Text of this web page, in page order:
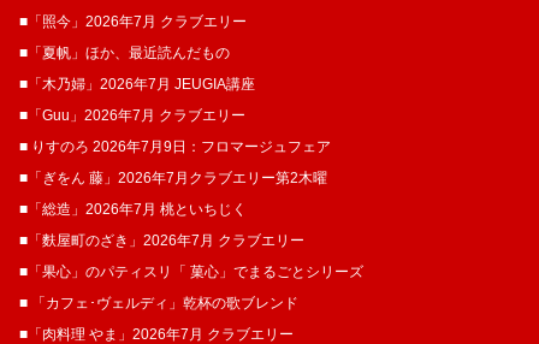
■「照今」2026年7月 クラブエリー
■「夏帆」ほか、最近読んだもの
■「木乃婦」2026年7月 JEUGIA講座
■「Guu」2026年7月 クラブエリー
■ りすのろ 2026年7月9日：フロマージュフェア
■「ぎをん 藤」2026年7月クラブエリー第2木曜
■「総造」2026年7月 桃といちじく
■「麩屋町のざき」2026年7月 クラブエリー
■「果心」のパティスリ「 菓​心」でまるごとシリーズ
■ 「カフェ･ヴェルディ」乾杯の歌ブレンド
■「肉料理 やま」2026年7月 クラブエリー